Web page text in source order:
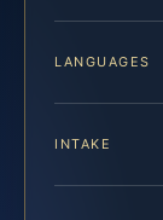
LANGUAGES
INTAKE